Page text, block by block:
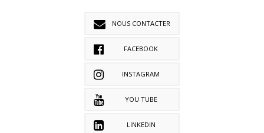
NOUS CONTACTER
FACEBOOK
INSTAGRAM
YOU TUBE
LINKEDIN